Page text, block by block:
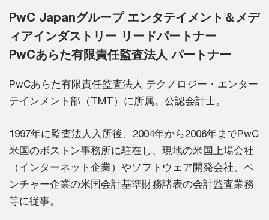
PwC Japanグループ エンタテイメント＆メデ
ィアインダストリー リードパートナー
PwCあらた有限責任監査法人 パートナー
PwCあらた有限責任監査法人 テクノロジー・エンター
テインメント部（TMT）に所属。公認会計士。
1997年に監査法人入所後、2004年から2006年までPwC
米国のボストン事務所に駐在し、現地の米国上場会社
（インターネット企業）やソフトウェア開発会社、ベ
ンチャー企業の米国会計基準財務諸表の会計監査業務
等に従事。